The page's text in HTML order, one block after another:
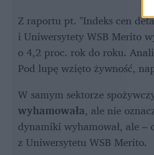
Z raportu pt. "Indeks cen
i Uniwersytety WSB Merito
o 4,2 proc. rok do roku.
Pod lupę wzięto żywność,
W samym sektorze
wyhamowała, ale nie
dynamiki wyhamował, ale –
z Uniwersytetu WSB Merito.